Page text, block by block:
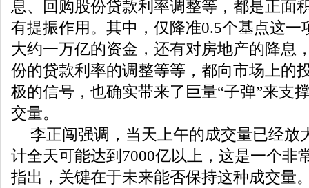
息、回购股份贷款利率调整等，都是正面
有提振作用。其中，仅降准0.5个基点这一
大约一万亿的资金，还有对房地产的降息
份的贷款利率的调整等等，都向市场上的
极的信号，也确实带来了巨量“子弹”来支
交量。
李正闯强调，当天上午的成交量已经放
计全天可能达到7000亿以上，这是一个非
指出，关键在于未来能否保持这种成交量